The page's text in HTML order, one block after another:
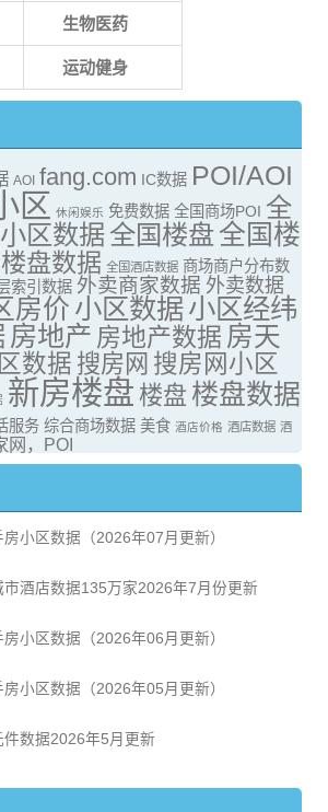
生物医药
运动健身
AOI fang.com IC数据 POI/AOI
区 休闲娱乐 免费数据 全国商场POI 全
区数据全国楼盘全国楼
盘数据 全国酒店数据 商场商户分布数
索引数据 外卖商家数据 外卖数据
房价 小区数据小区经纬
房地产 房地产数据 房天
数据 搜房网 搜房网小区
新房楼盘 楼盘 楼盘数据
服务 综合商场数据 美食 酒店价格 酒店数据 酒
网，POI
小区数据（2026年07月更新）
市酒店数据135万家2026年7月份更新
小区数据（2026年06月更新）
小区数据（2026年05月更新）
数据2026年5月更新